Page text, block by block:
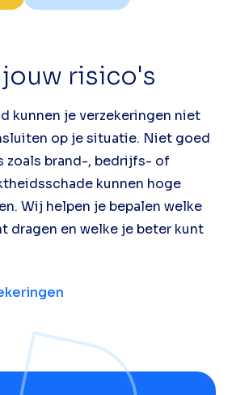
risico's
kunnen je verzekeringen niet
op je situatie. Niet goed
zoals brand-, bedrijfs- of
kunnen hoge
Wij helpen je bepalen welke
dragen en welke je beter kunt